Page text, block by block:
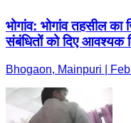
भोगांव: भोगांव तहसील का
संबंधितों को दिए आवश्यक
Bhogaon, Mainpuri |